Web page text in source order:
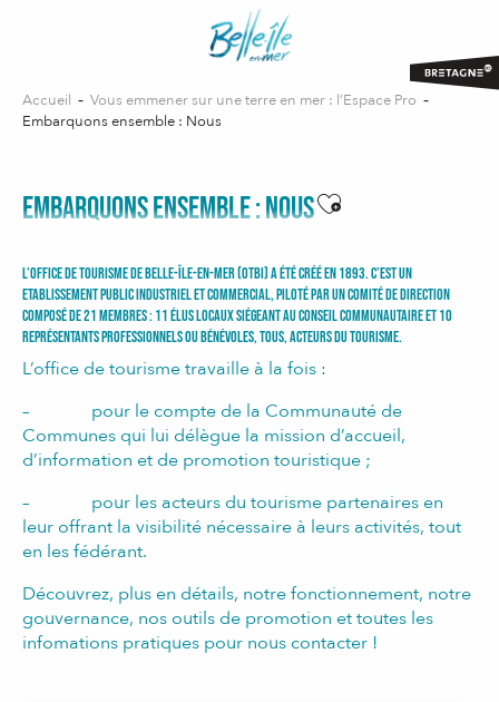
principal
Accueil
Vous emmener sur une terre en mer : l’Espace Pro
Embarquons ensemble : Nous
EMBARQUONS ENSEMBLE : NOUSAjouter aux
L’office de tourisme de Belle-Île-en-Mer (OTBI) a été créé en 1893. C’est un
Etablissement Public Industriel et Commercial, piloté par un COmité de DIRection
composé de 21 membres : 11 élus locaux siégeant au Conseil Communautaire et 10
représentants professionnels ou bénévoles, tous, acteurs du tourisme.
L’office de tourisme travaille à la fois :
– pour le compte de la Communauté de
Communes qui lui délègue la mission d’accueil,
d’information et de promotion touristique ;
– pour les acteurs du tourisme partenaires en
leur offrant la visibilité nécessaire à leurs activités, tout
en les fédérant.
Découvrez, plus en détails, notre fonctionnement, notre
gouvernance, nos outils de promotion et toutes les
infomations pratiques pour nous contacter !